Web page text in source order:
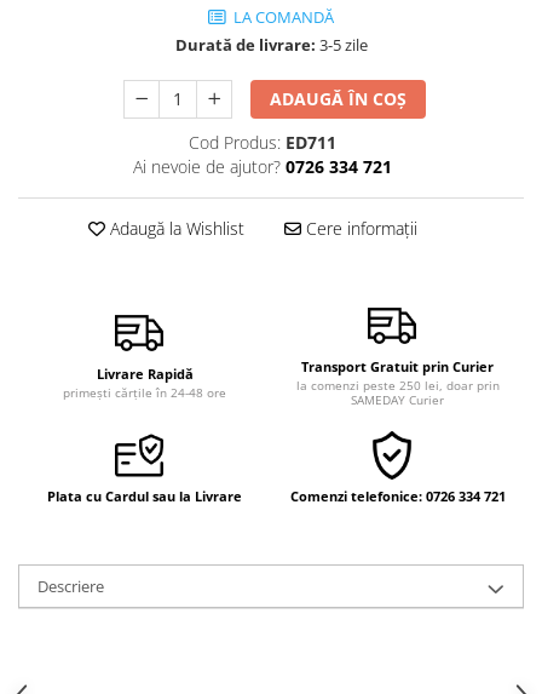
Psihologie practică
Seria Masaru Emoto
Inspiraţie divină
Vindecare spirituală
Viaţa de după moarte
Supă de pui pentru suflet
Yoga
LA COMANDĂ
Durată de livrare: 3-5 zile
ADAUGĂ ÎN COȘ
Cod Produs: ED711
Ai nevoie de ajutor? 0726 334 721
Adaugă la Wishlist Cere informații
Livrare Rapidă
primești cărțile în 24-48 ore
Transport Gratuit prin Curier
la comenzi peste 250 lei, doar prin
SAMEDAY Curier
Plata cu Cardul sau la Livrare Comenzi telefonice: 0726 334 721
Descriere